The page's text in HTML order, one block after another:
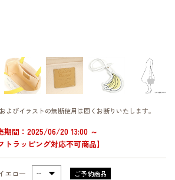
びイラストの無断使用は固くお断りいたします。
期間：2025/06/20 13:00 ～
トラッピング対応不可商品】
エロー ご予約商品